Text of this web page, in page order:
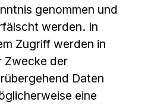
genommen und
werden. In
Zugriff werden in
Zwecke der
Daten
eine